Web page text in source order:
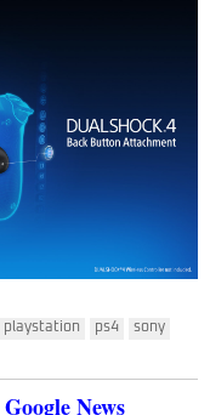
playstation ps4 sony
Google News